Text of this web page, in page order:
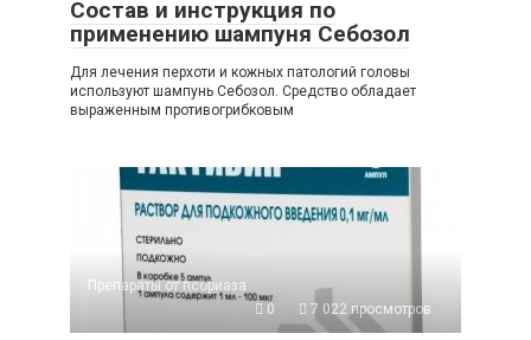
Состав и инструкция по
применению шампуня Себозол
Для лечения перхоти и кожных патологий головы
используют шампунь Себозол. Средство обладает
выраженным противогрибковым
Препараты от псориаза
0
7 022 просмотров